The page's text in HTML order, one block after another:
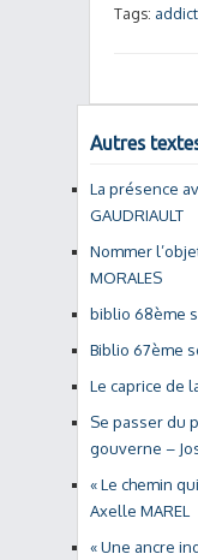
Tags:
Autres
La présence
GAUDRIAULT
Nommer
MORALES
biblio 68ème
Biblio 67ème
Le caprice de
Se passer du
gouverne –
« Le chemin
Axelle MAREL
« Une ancre